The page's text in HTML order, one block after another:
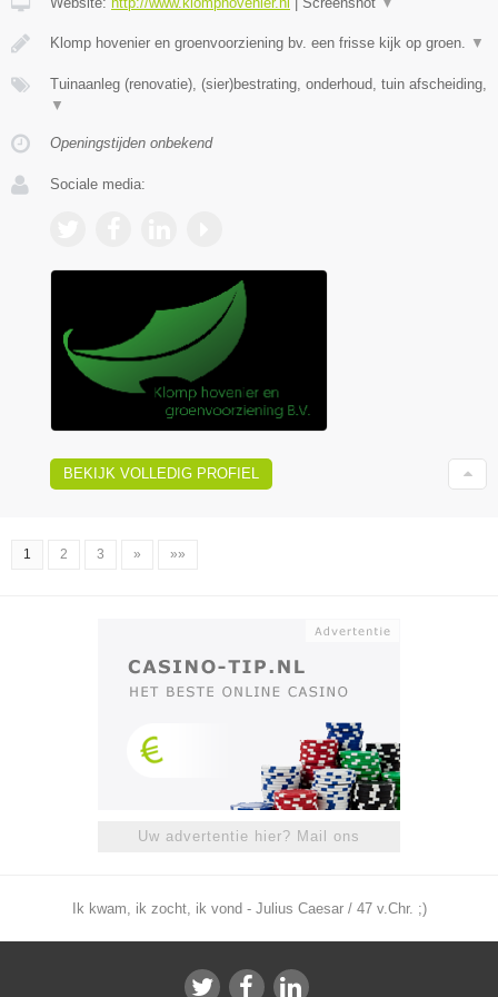
Klomp hovenier en groenvoorziening bv. een frisse kijk op groen. ▼
Tuinaanleg (renovatie), (sier)bestrating, onderhoud, tuin afscheiding,
▼
Openingstijden onbekend
Sociale media:
BEKIJK VOLLEDIG PROFIEL
1 2 3 » »»
Uw advertentie hier? Mail ons
Ik kwam, ik zocht, ik vond - Julius Caesar / 47 v.Chr. ;)